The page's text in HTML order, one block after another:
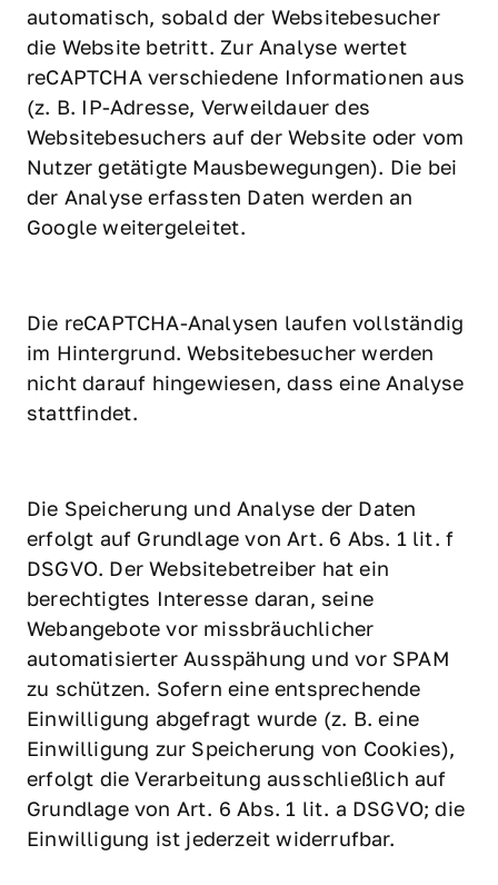
automatisch, sobald der Websitebesucher
die Website betritt. Zur Analyse wertet
reCAPTCHA verschiedene Informationen aus
(z. B. IP-Adresse, Verweildauer des
Websitebesuchers auf der Website oder vom
Nutzer getätigte Mausbewegungen). Die bei
der Analyse erfassten Daten werden an
Google weitergeleitet.
Die reCAPTCHA-Analysen laufen vollständig
im Hintergrund. Websitebesucher werden
nicht darauf hingewiesen, dass eine Analyse
stattfindet.
Die Speicherung und Analyse der Daten
erfolgt auf Grundlage von Art. 6 Abs. 1 lit. f
DSGVO. Der Websitebetreiber hat ein
berechtigtes Interesse daran, seine
Webangebote vor missbräuchlicher
automatisierter Ausspähung und vor SPAM
zu schützen. Sofern eine entsprechende
Einwilligung abgefragt wurde (z. B. eine
Einwilligung zur Speicherung von Cookies),
erfolgt die Verarbeitung ausschließlich auf
Grundlage von Art. 6 Abs. 1 lit. a DSGVO; die
Einwilligung ist jederzeit widerrufbar.